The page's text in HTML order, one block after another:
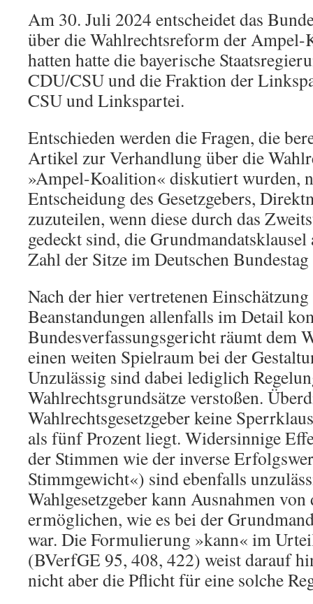
Am 30. Juli 2024 entscheidet das
über die Wahlrechtsreform der
hatten hatte die bayerische
CDU/CSU und die Fraktion der
CSU und Linkspartei.
Entschieden werden die Fragen, die
Artikel zur Verhandlung über die
»Ampel-Koalition« diskutiert wurden,
Entscheidung des Gesetzgebers,
zuzuteilen, wenn diese durch das
gedeckt sind, die
Zahl der Sitze im Deutschen
Nach der hier vertretenen
Beanstandungen allenfalls im Detail
Bundesverfassungsgericht räumt dem
einen weiten Spielraum bei der
Unzulässig sind dabei lediglich
Wahlrechtsgrundsätze verstoßen.
Wahlrechtsgesetzgeber keine
als fünf Prozent liegt. Widersinnige
der Stimmen wie der inverse
Stimmgewicht«) sind ebenfalls
Wahlgesetzgeber kann Ausnahmen
ermöglichen, wie es bei der
war. Die Formulierung »kann« im
(BVerfGE 95, 408, 422) weist darauf
nicht aber die Pflicht für eine solche